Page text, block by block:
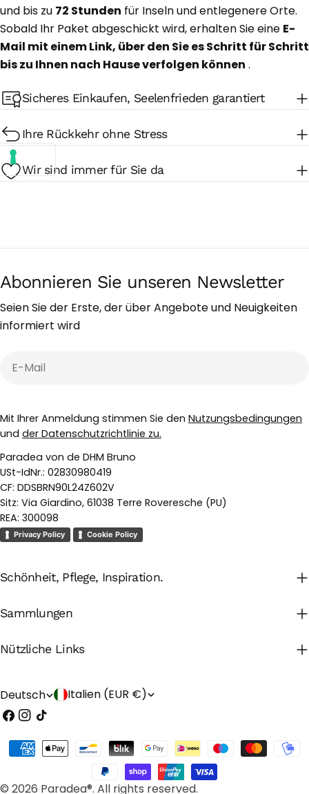
und bis zu 72 Stunden für Inseln und entlegenere Orte.
Sobald Ihr Paket abgeschickt wird, erhalten Sie eine E-
Mail mit einem Link, über den Sie es Schritt für Schritt
bis zu Ihnen nach Hause verfolgen können .
Sicheres Einkaufen, Seelenfrieden garantiert
Ihre Rückkehr ohne Stress
Wir sind immer für Sie da
Abonnieren Sie unseren Newsletter
Seien Sie der Erste, der über Angebote und Neuigkeiten
informiert wird
Mit Ihrer Anmeldung stimmen Sie den Nutzungsbedingungen
und der Datenschutzrichtlinie zu.
Paradea von de DHM Bruno
USt-IdNr.: 02830980419
CF: DDSBRN90L24Z602V
Sitz: Via Giardino, 61038 Terre Roveresche (PU)
REA: 300098
Privacy Policy Cookie Policy
Schönheit, Pflege, Inspiration.
Sammlungen
Nützliche Links
S
p
c
Deutsch L
n
d
/
Italien (EUR €)
Facebook
Instagram
TikTok
© 2026 Paradea®. All rights reserved.
Zahlungsarten